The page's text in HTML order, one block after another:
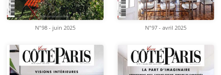
N°98 - juin 2025 N°97 - avril 2025